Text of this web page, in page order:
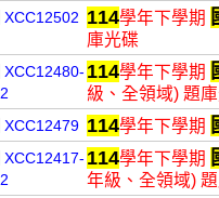
XCC12502 114學年下學期
庫光碟
XCC12480-
2
114學年下學期
級、全領域) 題
XCC12479 114學年下學期
XCC12417-
2
114學年下學期
年級、全領域)